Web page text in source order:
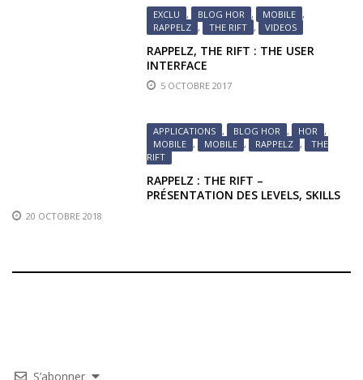
EXCLU , BLOG HOR , MOBILE ,
RAPPELZ , THE RIFT , VIDEOS
RAPPELZ, THE RIFT : THE USER
INTERFACE
5 OCTOBRE 2017
APPLICATIONS , BLOG HOR , HOR ,
MOBILE , MOBILE , RAPPELZ ,
THE
RIFT
RAPPELZ : THE RIFT –
PRÉSENTATION DES LEVELS, SKILLS
20 OCTOBRE 2018
S’abonner